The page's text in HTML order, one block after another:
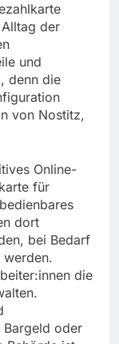
der
und
denn die
von Nostitz,
Online-
für
dort
bei Bedarf
werden.
die
Bargeld oder